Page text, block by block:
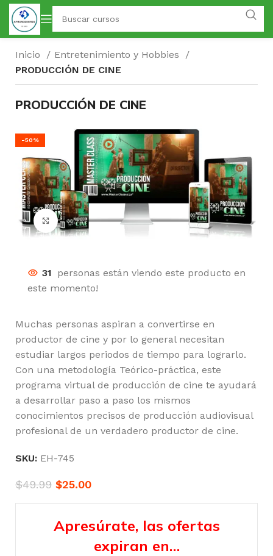
Inicio
Entretenimiento y Hobbies
PRODUCCIÓN DE CINE
PRODUCCIÓN DE CINE
-50%
Click para agrandar
31 personas están viendo este producto en
este momento!
Muchas personas aspiran a convertirse en
productor de cine y por lo general necesitan
estudiar largos periodos de tiempo para lograrlo.
Con una metodología Teórico-práctica, este
programa virtual de producción de cine te ayudará
a desarrollar paso a paso los mismos
conocimientos precisos de producción audiovisual
profesional de un verdadero productor de cine.
SKU: EH-745
$49.99 $25.00
Apresúrate, las ofertas
expiran en…